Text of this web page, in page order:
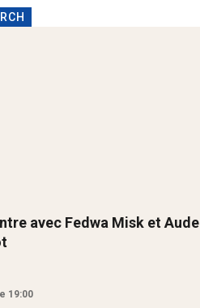
avec Fedwa Misk et Aude
19:00